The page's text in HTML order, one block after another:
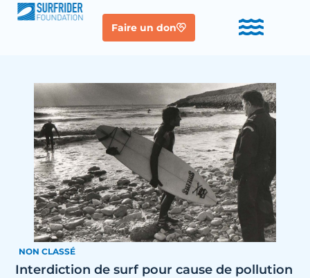
Faire un don
NON CLASSÉ
Interdiction de surf pour cause de pollution